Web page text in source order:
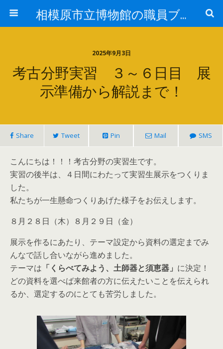
相模原市立博物館の職員ブログ
2025年9月3日
考古分野実習 ３～６日目 展
示準備から解説まで！
Share Tweet Pin Mail SMS
こんにちは！！！考古分野の実習生です。
実習の後半は、４日間にわたって実習生展示をつくりま
した。
私たちが一生懸命つくりあげた様子をお伝えします。
８月２８日（木）８月２９日（金）
展示を作るにあたり、テーマ設定から資料の選定までみ
んなで話し合いながら進めました。
テーマは 「くらべてみよう、土師器と須恵器」 に決定！
どの資料を選べば来館者の方に伝えたいことを伝えられ
るか、選定するのにとても苦労しました。